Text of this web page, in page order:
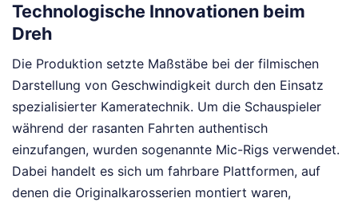
Technologische Innovationen beim
Dreh
Die Produktion setzte Maßstäbe bei der filmischen
Darstellung von Geschwindigkeit durch den Einsatz
spezialisierter Kameratechnik. Um die Schauspieler
während der rasanten Fahrten authentisch
einzufangen, wurden sogenannte Mic-Rigs verwendet.
Dabei handelt es sich um fahrbare Plattformen, auf
denen die Originalkarosserien montiert waren,